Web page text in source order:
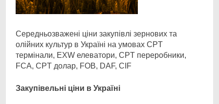
Середньозважені ціни закупівлі зернових та
олійних культур в Україні на умовах CPT
термінали, EXW елеватори, CPT переробники,
FCA, CPT долар, FOB, DAF, CIF
Закупівельні ціни в Україні